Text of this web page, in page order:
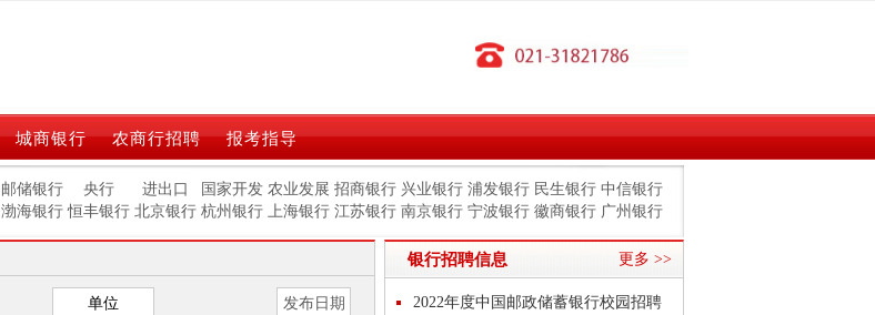
城商银行 农商行招聘 报考指导
邮储银行 央行 进出口 国家开发 农业发展 招商银行 兴业银行 浦发银行 民生银行 中信银行
渤海银行 恒丰银行 北京银行 杭州银行 上海银行 江苏银行 南京银行 宁波银行 徽商银行 广州银行
单位 发布日期
银行招聘信息 更多 >>
2022年度中国邮政储蓄银行校园招聘